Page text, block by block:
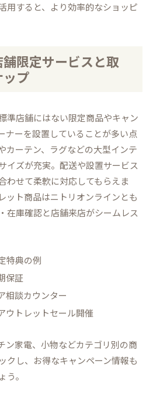
用すると、より効率的なショッピ
限定サービスと取
プ
準店舗にはない限定商品やキャン
ナーを設置していることが多い点
カーテン、ラグなどの大型インテ
イズが充実。配送や設置サービス
わせて柔軟に対応してもらえま
ット商品はニトリオンラインとも
在庫確認と店舗来店がシームレス
特典の例
保証
相談カウンター
ウトレットセール開催
ン家電、小物などカテゴリ別の商
クし、お得なキャンペーン情報も
。